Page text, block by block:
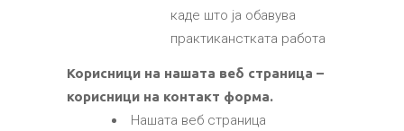
каде што ја обавува
практиканстката работа
Корисници на нашата веб страница –
корисници на контакт форма.
Нашата веб страница